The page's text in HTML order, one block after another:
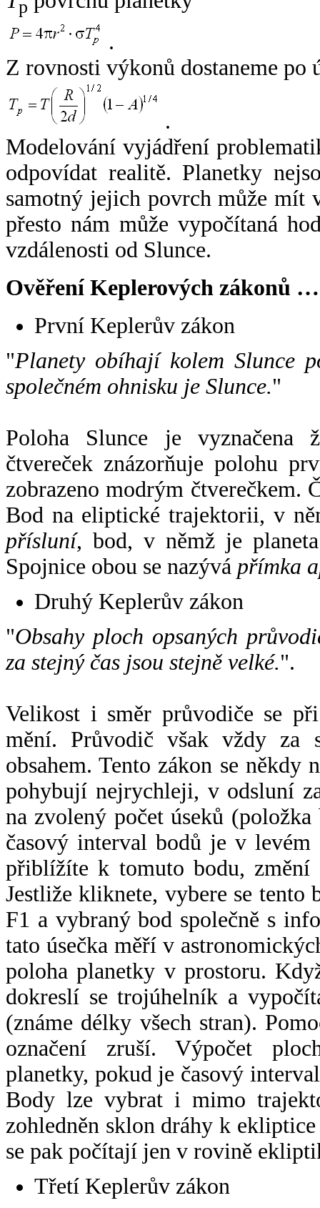
p
.
Z rovnosti výkonů dostaneme po
.
Modelování vyjádření
odpovídat realitě. Planetky
samotný jejich povrch může mít
přesto nám může vypočítaná
vzdálenosti od Slunce.
Ověření Keplerových zákonů …
První Keplerův zákon
"Planety obíhají kolem Slunce
společném ohnisku je Slunce."
Poloha Slunce je vyznačena
čtvereček znázorňuje polohu
zobrazeno modrým čtverečkem.
Bod na eliptické trajektorii, v
přísluní, bod, v němž je
Spojnice obou se nazývá přímka
Druhý Keplerův zákon
"Obsahy ploch opsaných
za stejný čas jsou stejně velké.".
Velikost i směr průvodiče se
mění. Průvodič však vždy za
obsahem. Tento zákon se někdy
pohybují nejrychleji, v odsluní
na zvolený počet úseků
časový interval bodů je v
přiblížíte k tomuto bodu,
Jestliže kliknete, vybere se tento
F1 a vybraný bod společně s
tato úsečka měří v
poloha planetky v prostoru.
dokreslí se trojúhelník a
(známe délky všech stran).
označení zruší. Výpočet
planetky, pokud je časový
Body lze vybrat i mimo
zohledněn sklon dráhy k
se pak počítají jen v rovině
Třetí Keplerův zákon